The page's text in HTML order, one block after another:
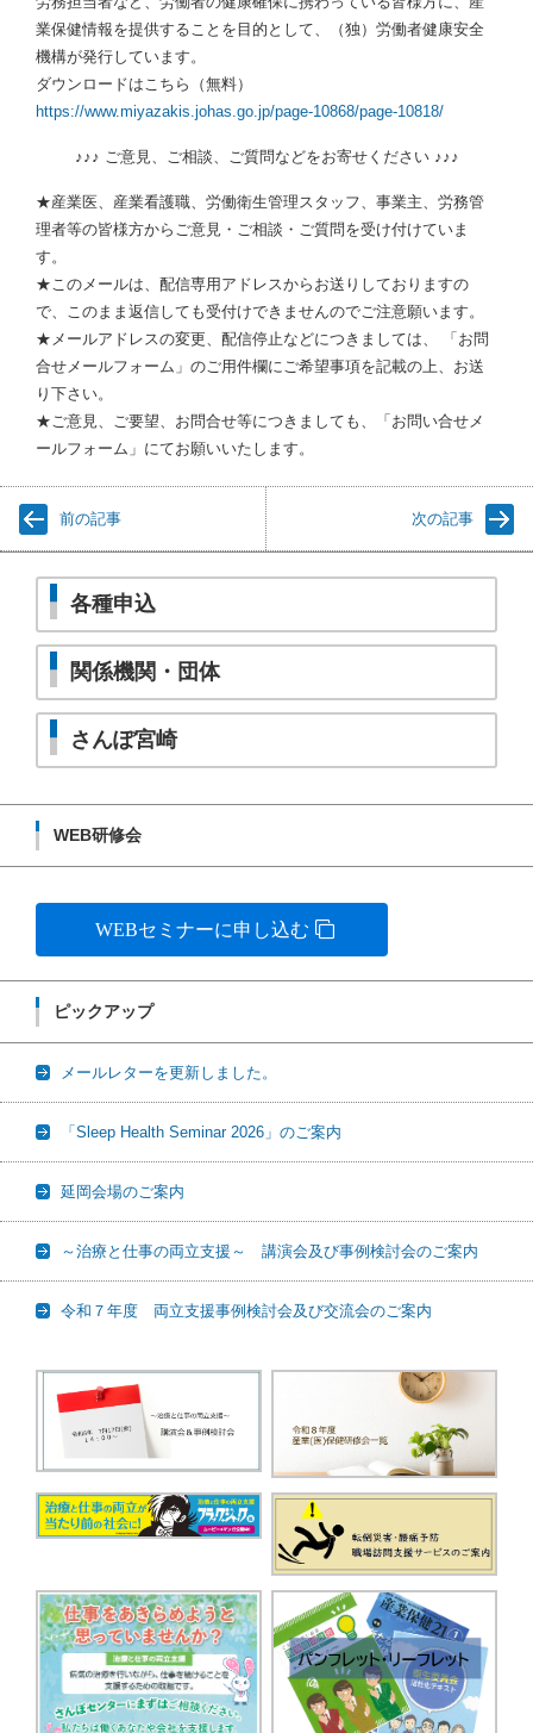
業保健情報を提供することを目的として、（独）労働者健康安全
機構が発行しています。
ダウンロードはこちら（無料）
https://www.miyazakis.johas.go.jp/page-10868/page-10818/
♪♪♪ ご意見、ご相談、ご質問などをお寄せください ♪♪♪
★産業医、産業看護職、労働衛生管理スタッフ、事業主、労務管
理者等の皆様方からご意見・ご相談・ご質問を受け付けていま
す。
★このメールは、配信専用アドレスからお送りしておりますの
で、このまま返信しても受付けできませんのでご注意願います。
★メールアドレスの変更、配信停止などにつきましては、 「お問
合せメールフォーム」のご用件欄にご希望事項を記載の上、お送
り下さい。
★ご意見、ご要望、お問合せ等につきましても、「お問い合せメ
ールフォーム」にてお願いいたします。
前の記事 次の記事
各種申込
関係機関・団体
さんぽ宮崎
WEB研修会
WEBセミナーに申し込む
ピックアップ
メールレターを更新しました。
「Sleep Health Seminar 2026」のご案内
延岡会場のご案内
～治療と仕事の両立支援～ 講演会及び事例検討会のご案内
令和７年度 両立支援事例検討会及び交流会のご案内